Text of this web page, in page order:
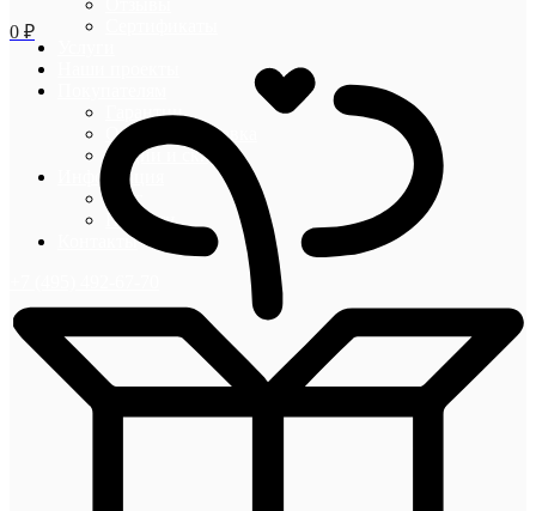
Гарантии
Оплата и доставка
Акции и скидки
Информация
Блог
Новости
Контакты
0 ₽